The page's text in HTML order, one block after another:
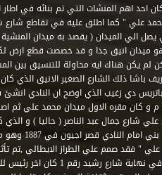
كان احد اهم المنشات التي تم بنائه في
علي " كما اطلق عليه في تقاطع
يصل الي الميدان ( يقصد به ميدان
ميدان انيق جدا و قد خصصت قطع ارض
لم يكن هناك ايه محاولة للتنسيق بين
ذلك الشارع الصغير الانيق الذي كان
دي زغيب الذي اوضح ان النادي
التاسع عشر و بالتحديد في 15 فبراير 1888 م و كان مقره الاول ميدان
شارع جمال عبد الناصر ( حاليا ) و الذي
رشيد – فؤاد الاول –
" فقد صمم علي الطراز الايطالي ,تم
الفرنسي نابوليون الثالث .هذا النادي يقع في